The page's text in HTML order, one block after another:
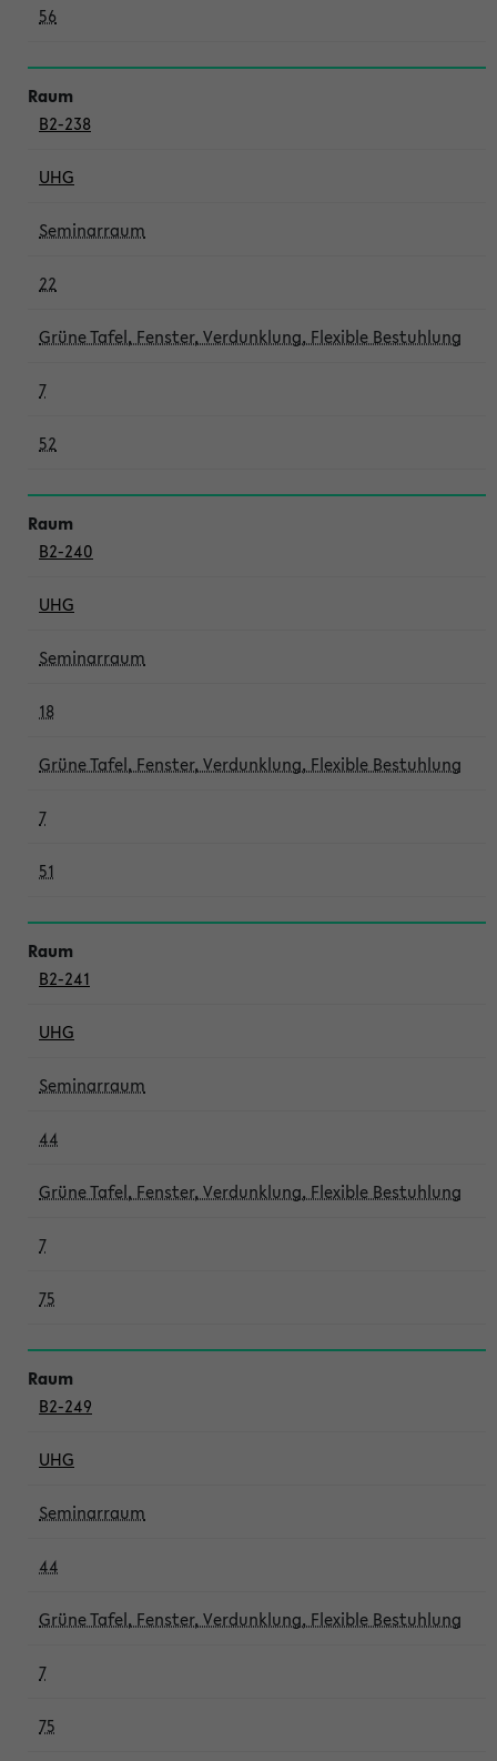
56
B2-238
UHG
Seminarraum
22
Grüne Tafel, Fenster, Verdunklung, Flexible Bestuhlung
7
52
B2-240
UHG
Seminarraum
18
Grüne Tafel, Fenster, Verdunklung, Flexible Bestuhlung
7
51
B2-241
UHG
Seminarraum
44
Grüne Tafel, Fenster, Verdunklung, Flexible Bestuhlung
7
75
B2-249
UHG
Seminarraum
44
Grüne Tafel, Fenster, Verdunklung, Flexible Bestuhlung
7
75